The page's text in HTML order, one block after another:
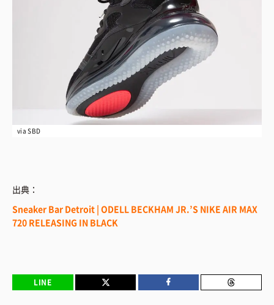
via SBD
出典：
Sneaker Bar Detroit | ODELL BECKHAM JR.’S NIKE AIR MAX
720 RELEASING IN BLACK
LINE